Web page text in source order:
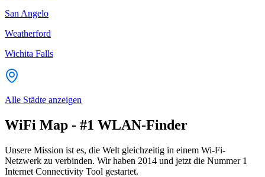
San Angelo
Weatherford
Wichita Falls
Alle Städte anzeigen
WiFi Map - #1 WLAN-Finder
Unsere Mission ist es, die Welt gleichzeitig in einem Wi-Fi-
Netzwerk zu verbinden. Wir haben 2014 und jetzt die Nummer 1
Internet Connectivity Tool gestartet.